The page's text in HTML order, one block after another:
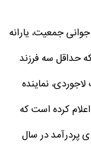
جمعیت، یارانه
حداقل سه فرزند
نماینده
کرده است که
پردرآمد در سال